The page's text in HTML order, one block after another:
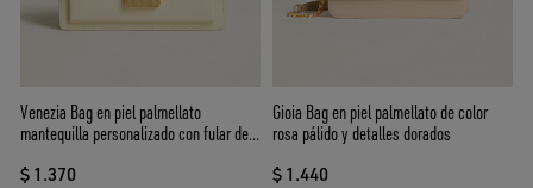
Venezia Bag en piel palmellato
mantequilla personalizado con fular de
$ 1.370
Gioia Bag en piel palmellato de color
rosa pálido y detalles dorados
$ 1.440